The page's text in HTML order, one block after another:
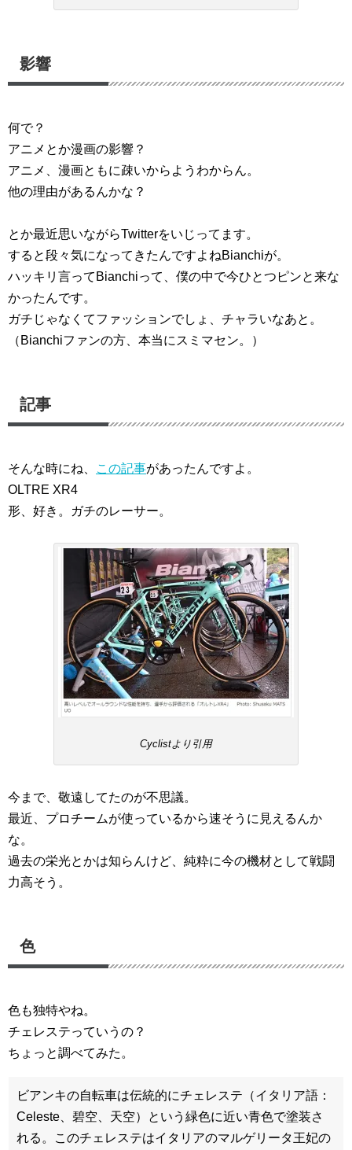
影響
何で？
アニメとか漫画の影響？
アニメ、漫画ともに疎いからようわからん。
他の理由があるんかな？
とか最近思いながらTwitterをいじってます。
すると段々気になってきたんですよねBianchiが。
ハッキリ言ってBianchiって、僕の中で今ひとつピンと来な
かったんです。
ガチじゃなくてファッションでしょ、チャラいなあと。
（Bianchiファンの方、本当にスミマセン。）
記事
そんな時にね、 この記事があったんですよ。
OLTRE XR4
形、好き。ガチのレーサー。
Cyclistより引用
今まで、敬遠してたのが不思議。
最近、プロチームが使っているから速そうに見えるんか
な。
過去の栄光とかは知らんけど、純粋に今の機材として戦闘
力高そう。
色
色も独特やね。
チェレステっていうの？
ちょっと調べてみた。
ビアンキの自転車は伝統的にチェレステ（イタリア語：
Celeste、碧空、天空）という緑色に近い青色で塗装さ
れる。このチェレステはイタリアのマルゲリータ王妃の